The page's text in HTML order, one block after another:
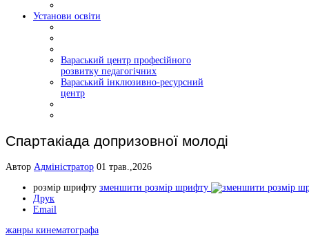
Установи освіти
Вараський центр професійного
розвитку педагогічних
Вараський інклюзивно-ресурсний
центр
Спартакіада допризовної молоді
Автор Адміністратор 01 трав.,2026
розмір шрифту зменшити розмір шрифту
Друк
Email
жанры кинематографа